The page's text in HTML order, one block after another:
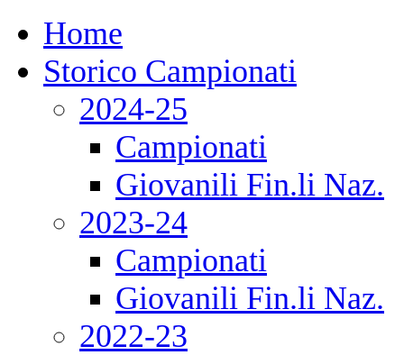
Home
Storico Campionati
2024-25
Campionati
Giovanili Fin.li Naz.
2023-24
Campionati
Giovanili Fin.li Naz.
2022-23